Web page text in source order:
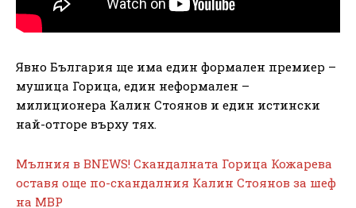
Явно България ще има един формален премиер –
мушица Горица, един неформален –
милиционера Калин Стоянов и един истински
най-отгоре върху тях.
Мълния в BNEWS! Скандалната Горица Кожарева
оставя още по-скандалния Калин Стоянов за шеф
на МВР